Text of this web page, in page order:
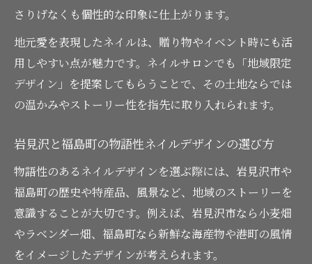
新鮮な食材をイメージしたネイルデザイン
の事例
特産品由来のネイルで地元愛を深めるヒント
特産品をモチーフにしたネイルで地元愛を
表現
ネイルで伝える岩見沢と福島町のストーリ
地元ならではのネイルデザインのアイデア
集
ネイルを通じて特産品の良さを再発見する
さりげなくも個性的な印象に仕上がります。
地元愛を表現したネイルは、贈り物やイベント時にも活
用しやすい点が魅力です。ネイルサロンでも「地域限定
デザイン」を提案してもらうことで、その土地ならでは
の温かみやストーリー性を指先に取り入れられます。
岩見沢と福島町の物語性ネイルデザインの選び方
物語性のあるネイルデザインを選ぶ際には、岩見沢市や
福島町の歴史や特産品、風景など、地域のストーリーを
意識することが大切です。例えば、岩見沢市なら小麦畑
やラベンダー畑、福島町なら新鮮な海産物や港町の風情
をイメージしたデザインが考えられます。